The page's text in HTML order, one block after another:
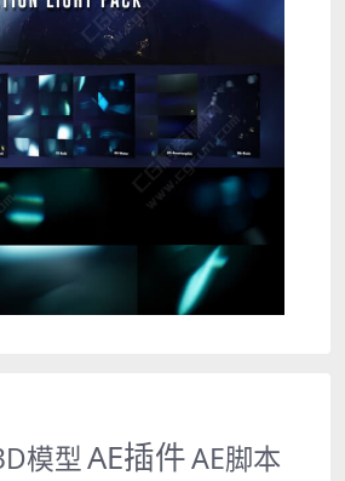
模型AE插件AE脚本